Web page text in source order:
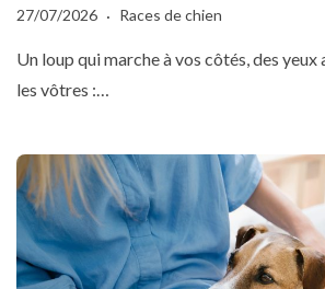
27/07/2026 Races de chien
Un loup qui marche à vos côtés, des
les vôtres :…